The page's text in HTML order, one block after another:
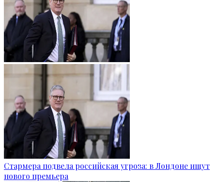
Стармера подвела российская угроза: в Лондоне ищут
нового премьера